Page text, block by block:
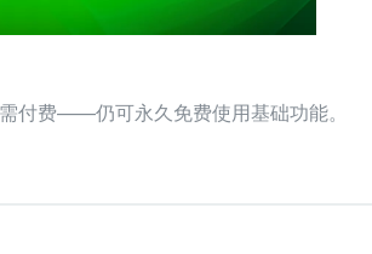
付费——仍可永久免费使用基础功能。